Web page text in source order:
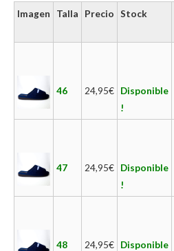
Imagen Talla Precio Stock
46 24,95€ Disponible
!
47 24,95€ Disponible
!
48 24,95€ Disponible